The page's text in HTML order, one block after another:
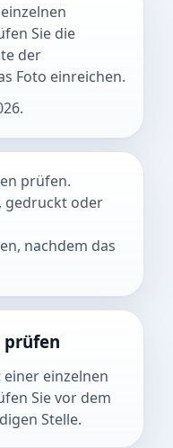
Sie die
der
Foto einreichen.
prüfen.
gedruckt oder
nachdem das
einzelnen
Sie vor dem
Stelle.